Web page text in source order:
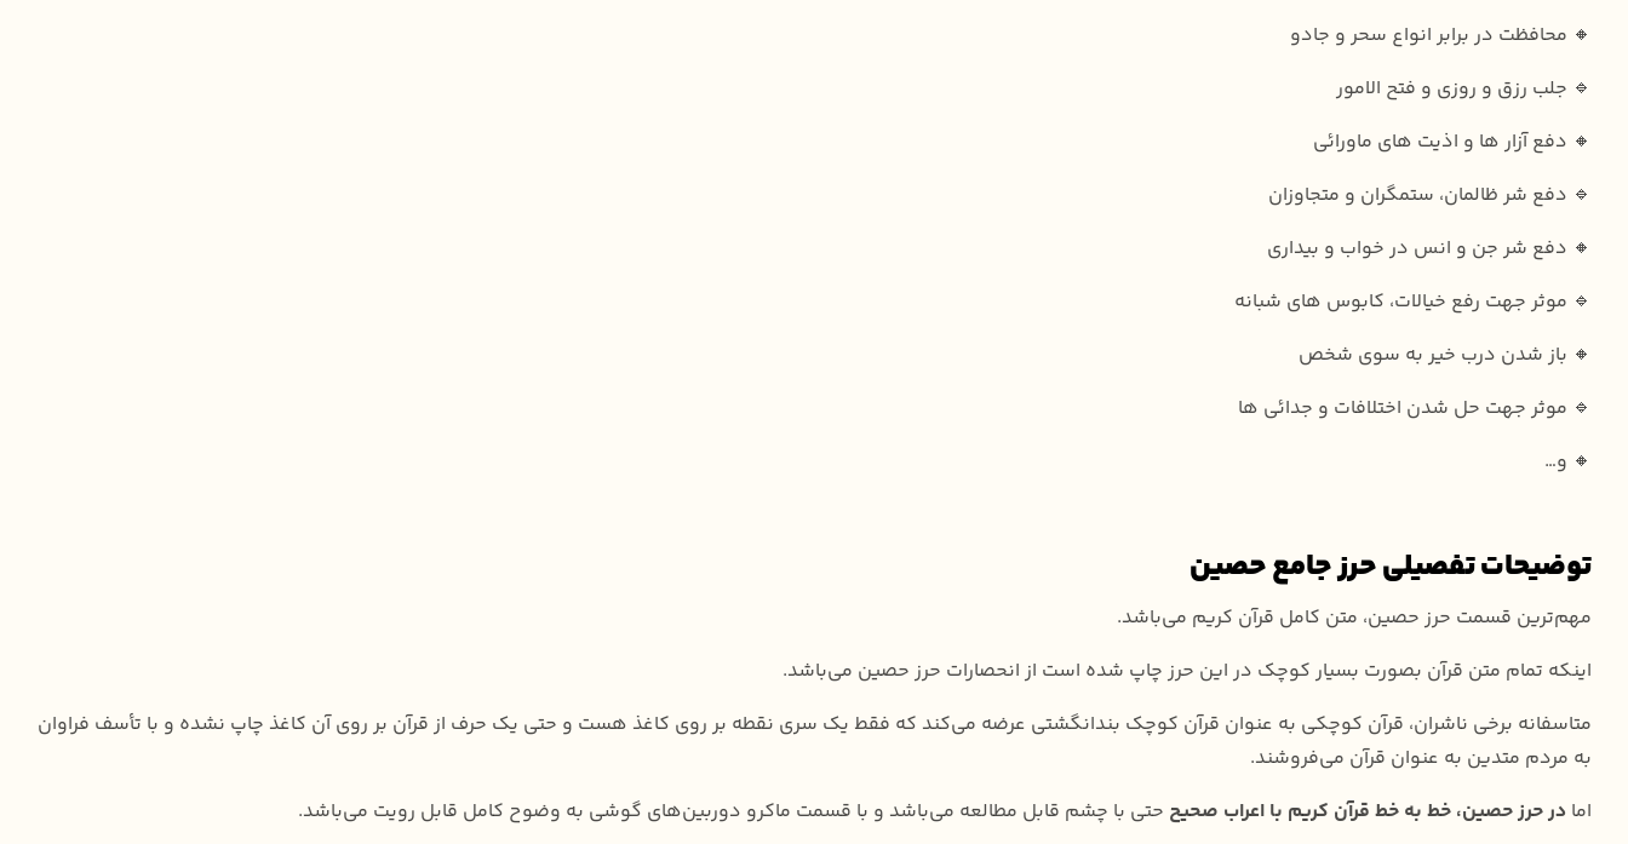
🔸 محافظت در برابر انواع سحر و جادو
🔹 جلب رزق و روزی و فتح الامور
🔸 دفع آزار ها و اذیت های ماورائی
🔹 دفع شر ظالمان، ستمگران و متجاوزان
🔸 دفع شر جن و انس در خواب و بیداری
🔹 موثر جهت رفع خیالات، کابوس های شبانه
🔸 باز شدن درب خیر به سوی شخص
🔹 موثر جهت حل شدن اختلافات و جدائی ها
🔸 و…
توضیحات تفصیلی حرز جامع حصین
مهم‌ترین قسمت حرز حصین، متن کامل قرآن کریم می‌باشد.
اینکه تمام متن قرآن بصورت بسیار کوچک در این حرز چاپ شده است از انحصارات حرز حصین می‌باشد.
متاسفانه برخی ناشران، قرآن کوچکی به عنوان قرآن کوچک بندانگشتی عرضه می‌کند که فقط یک سری نقطه بر روی کاغذ هست و حتی یک حرف از قرآن بر روی آن کاغذ چاپ نشده و با تأسف فراوان
به مردم متدین به عنوان قرآن می‌فروشند.
اما در حرز حصین، خط به خط قرآن کریم با اعراب صحیح حتی با چشم قابل مطالعه می‌باشد و با قسمت ماکرو‌ دوربین‌های گوشی به وضوح کامل قابل رویت می‌باشد.